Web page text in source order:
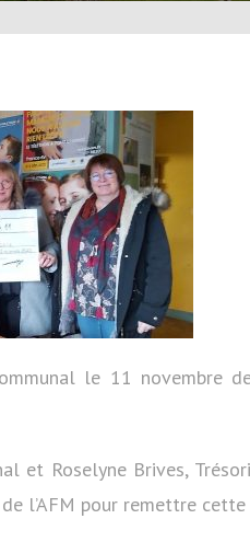
le 11 novembre
et Roselyne Brives,
l’AFM pour remettre cette